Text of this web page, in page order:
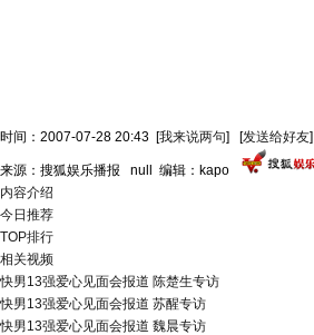
时间：2007-07-28 20:43 [我来说两句] [发送给好友]
来源：搜狐娱乐播报 null 编辑：kapo
内容介绍
今日推荐
TOP排行
相关视频
快男13强爱心见面会报道 陈楚生专访
快男13强爱心见面会报道 苏醒专访
快男13强爱心见面会报道 魏晨专访